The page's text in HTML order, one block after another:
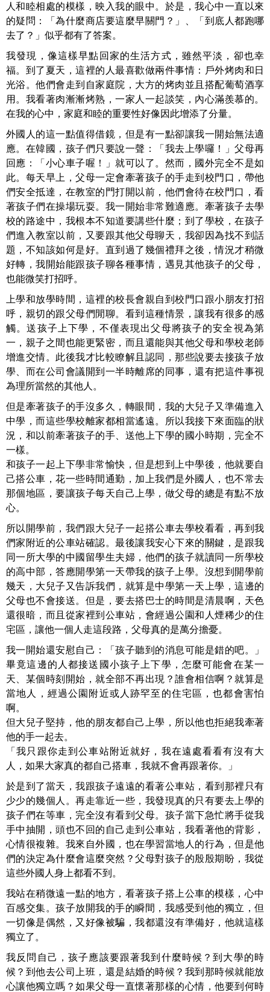
人和睦相處的模樣，映入我的眼中。於是，我心中一直以來
的疑問：「為什麼商店要這麼早關門？」、「到底人都跑哪
去了？」似乎都有了答案。
我發現，像這樣早點回家的生活方式，雖然平淡，卻也幸
福。到了夏天，這裡的人最喜歡做兩件事情：戶外烤肉和日
光浴。他們會走到自家庭院，大方的烤肉並且搭配葡萄酒享
用。我看著肉漸漸烤熟，一家人一起談笑，內心滿羨慕的。
在我的心中，家庭和睦的重要性好像因此增添了分量。
外國人的這一點值得借鏡，但是有一點卻讓我一開始無法適
應。在韓國，孩子們只要說一聲：「我去上學囉！」父母再
回應：「小心車子喔！」就可以了。然而，國外完全不是如
此。每天早上，父母一定會牽著孩子的手走到校門口，帶他
們安全抵達，在教室的門打開以前，他們會待在校門口，看
著孩子們在操場玩耍。我一開始非常難適應。牽著孩子去學
校的路途中，我根本不知道要講些什麼；到了學校，在孩子
們進入教室以前，又要跟其他父母聊天，我卻因為找不到話
題，不知該如何是好。直到過了幾個禮拜之後，情況才稍微
好轉，我開始能跟孩子聊各種事情，遇見其他孩子的父母，
也能微笑打招呼。
上學和放學時間，這裡的校長會親自到校門口跟小朋友打招
呼，親切的跟父母們閒聊。看到這種情景，讓我有很多的感
觸。送孩子上下學，不僅表現出父母將孩子的安全視為第
一，親子之間也能更緊密，而且還能與其他父母和學校老師
增進交情。此後我才比較瞭解且認同，那些說要去接孩子放
學、而在公司會議開到一半時離席的同事，還有把這件事視
為理所當然的其他人。
但是牽著孩子的手沒多久，轉眼間，我的大兒子又準備進入
中學，而這些學校離家都相當遙遠。所以我接下來面臨的狀
況，和以前牽著孩子的手、送他上下學的國小時期，完全不
一樣。
和孩子一起上下學非常愉快，但是想到上中學後，他就要自
己搭公車，花一些時間通勤，加上我們是外國人，也不常去
那個地區，要讓孩子每天自己上學，做父母的總是有點不放
心。
所以開學前，我們跟大兒子一起搭公車去學校看看，再到我
們家附近的公車站確認。最後讓我安心下來的關鍵，是跟我
同一所大學的中國留學生夫婦，他們的孩子就讀同一所學校
的高中部，答應開學第一天帶我的孩子上學。沒想到開學前
幾天，大兒子又告訴我們，就算是中學第一天上學，這邊的
父母也不會接送。但是，要去搭巴士的時間是清晨啊，天色
還很暗，而且從家裡到公車站，會經過公園和人煙稀少的住
宅區，讓他一個人走這段路，父母真的是萬分擔憂。
我一開始還安慰自己：「孩子聽到的消息可能是錯的吧。」
畢竟這邊的人都接送國小孩子上下學，怎麼可能會在某一
天、某個時刻開始，就全部不再出現？誰會相信啊？就算是
當地人，經過公園附近或人跡罕至的住宅區，也都會害怕
啊。
但大兒子堅持，他的朋友都自己上學，所以他也拒絕我牽著
他的手一起去。
「我只跟你走到公車站附近就好，我在遠處看看有沒有大
人，如果大家真的都自己搭車，我就不會再跟著你。」
於是到了當天，我跟孩子遠遠的看著公車站，看到那裡只有
少少的幾個人。再走靠近一些，我發現真的只有要去上學的
孩子們在等車，完全沒有看到父母。孩子當下急忙將手從我
手中抽開，頭也不回的自己走到公車站，我看著他的背影，
心情很複雜。我來自外國，也在學習當地人的行為，但是他
們的決定為什麼會這麼突然？父母對孩子的殷殷期盼，我從
這些外國人身上都看不到。
我站在稍微遠一點的地方，看著孩子搭上公車的模樣，心中
百感交集。孩子放開我的手的瞬間，我感受到他的獨立，但
一切像是偶然，又好像被騙，我都還沒有準備好，他就這樣
獨立了。
我反問自己，孩子應該要跟著我到什麼時候？到大學的時
候？到他去公司上班，還是結婚的時候？我到那時候就能放
心讓他獨立嗎？如果父母一直懷著那樣的心情，他要到何時